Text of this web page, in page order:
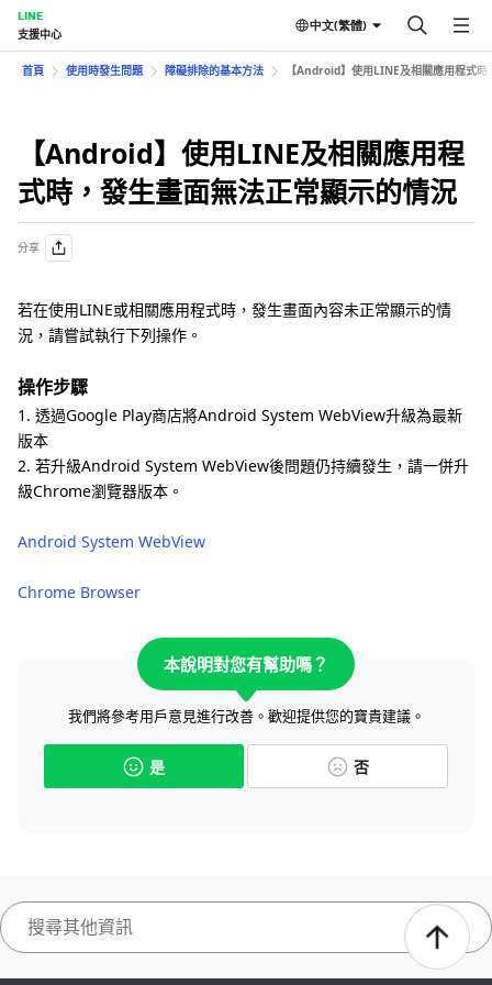
LINE
支援中心
中文(繁體)
首頁 使用時發生問題 障礙排除的基本方法 【Android】使用LINE及相關應用程式
【Android】使用LINE及相關應用程
式時，發生畫面無法正常顯示的情況
分享
若在使用LINE或相關應用程式時，發生畫面內容未正常顯示的情
況，請嘗試執行下列操作。
操作步驟
1. 透過Google Play商店將Android System WebView升級為最新
版本
2. 若升級Android System WebView後問題仍持續發生，請一併升
級Chrome瀏覽器版本。
Android System WebView
Chrome Browser
本說明對您有幫助嗎？
我們將參考用戶意見進行改善。歡迎提供您的寶貴建議。
是 否